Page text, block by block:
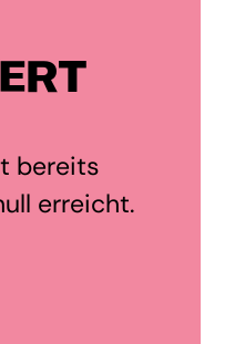
bereits
erreicht.